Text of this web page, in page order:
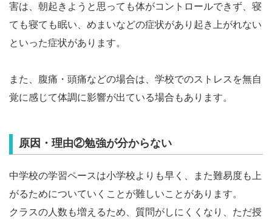
害は、朝起きようと思っても体がコントロールできず、寝
ても寝ても眠い、めまいなどの症状があり起き上がれない
といった症状があります。
また、腹痛・頭痛などの場合は、学校でのストレスを無自
覚に感じて体調に影響が出ている場合もあります。
原因・理由②勉強が分からない
中学校の学習ペースは小学校よりも早く、また難易度も上
がるためについていくことが難しいことがあります。
クラスの人数も増えるため、質問がしにくくなり、ただ授